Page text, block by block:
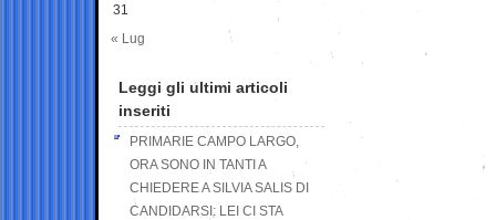
31
« Lug
Leggi gli ultimi articoli
inseriti
PRIMARIE CAMPO LARGO,
ORA SONO IN TANTI A
CHIEDERE A SILVIA SALIS DI
CANDIDARSI: LEI CI STA